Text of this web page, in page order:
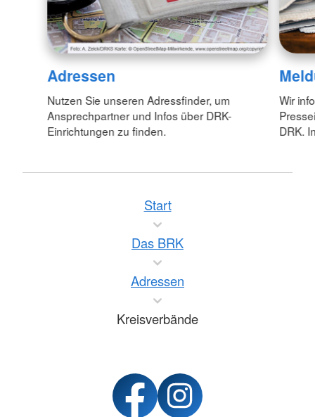
Adressen
Nutzen Sie unseren Adressfinder, um
Ansprechpartner und Infos über DRK-
Einrichtungen zu finden.
Wir
DRK.
Start
Das BRK
Adressen
Kreisverbände